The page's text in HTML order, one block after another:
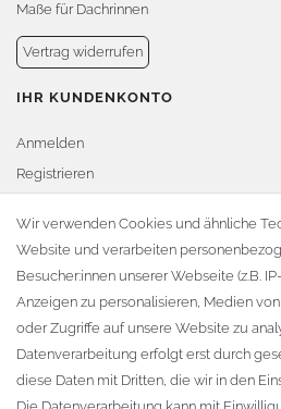
Maße für Dachrinnen
Vertrag widerrufen
IHR KUNDENKONTO
Anmelden
Registrieren
Warenkorb
Zur Kasse
KONTAKT
Fa. Steffen Jost
Söbrigener Weg 50
D-01796 Pirna
Wir verwenden Cookies und ähnliche
Website und verarbeiten
Besucher:innen unserer Webseite (z.B.
Anzeigen zu personalisieren, Medien
oder Zugriffe auf unsere Website zu
Datenverarbeitung erfolgt erst durch
diese Daten mit Dritten, die wir in den